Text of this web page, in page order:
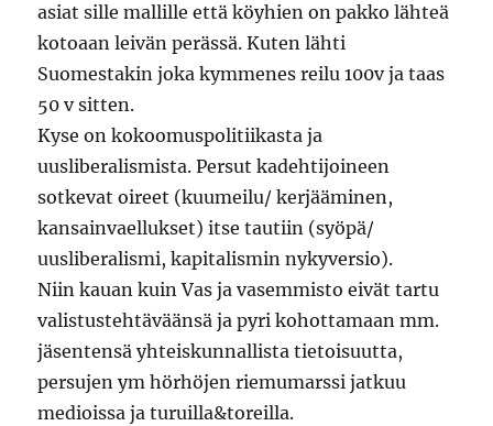
asiat sille mallille että köyhien on pakko lähteä
kotoaan leivän perässä. Kuten lähti
Suomestakin joka kymmenes reilu 100v ja taas
50 v sitten.
Kyse on kokoomuspolitiikasta ja
uusliberalismista. Persut kadehtijoineen
sotkevat oireet (kuumeilu/ kerjääminen,
kansainvaellukset) itse tautiin (syöpä/
uusliberalismi, kapitalismin nykyversio).
Niin kauan kuin Vas ja vasemmisto eivät tartu
valistustehtäväänsä ja pyri kohottamaan mm.
jäsentensä yhteiskunnallista tietoisuutta,
persujen ym hörhöjen riemumarssi jatkuu
medioissa ja turuilla&toreilla.